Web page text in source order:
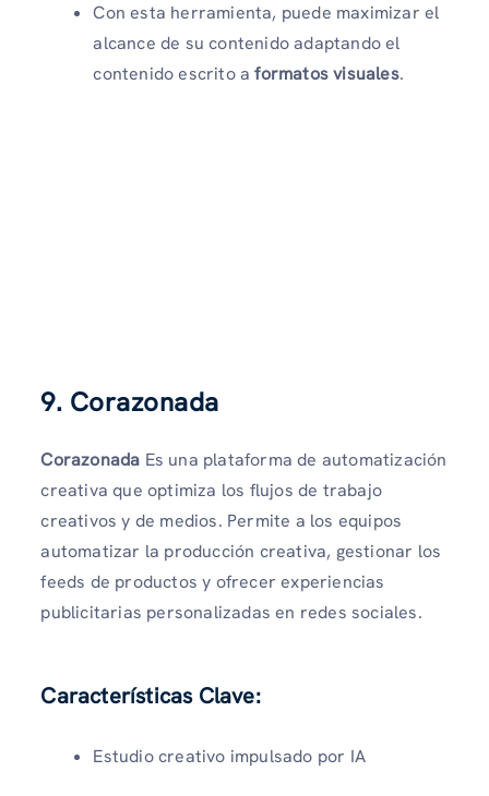
Con esta herramienta, puede maximizar el
alcance de su contenido adaptando el
contenido escrito aformatos visuales.
9. Corazonada
Corazonada Es una plataforma de automatización
creativa que optimiza los flujos de trabajo
creativos y de medios. Permite a los equipos
automatizar la producción creativa, gestionar los
feeds de productos y ofrecer experiencias
publicitarias personalizadas en redes sociales.
Características Clave:
Estudio creativo impulsado por IA